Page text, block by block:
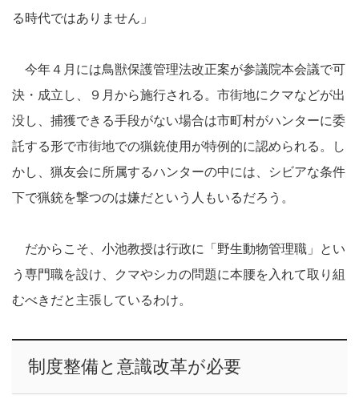
る時代ではありません」
今年４月には鳥獣保護管理法改正案が参議院本会議で可
決・成立し、９月から施行される。市街地にクマなどが出
没し、捕獲できる手段がない場合は市町村がハンターに委
託する形で市街地での猟銃使用が特例的に認められる。し
かし、猟友会に所属するハンターの中には、シビアな条件
下で猟銃を撃つのは嫌だという人もいるだろう。
だからこそ、小池教授は行政に「野生動物管理職」とい
う専門職を設け、クマやシカの問題に本腰を入れて取り組
むべきだと主張しているわけ。
制度整備と意識改革が必要